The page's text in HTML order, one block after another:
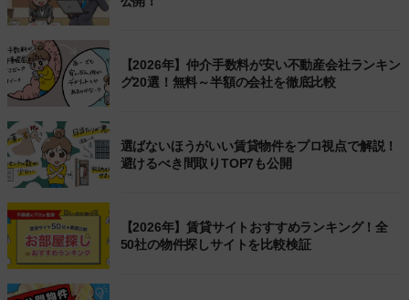
【2026年】仲介手数料が安い不動産会社ランキン
グ20選！無料～半額の会社を徹底比較
選ばないほうがいい賃貸物件をプロ視点で解説！
避けるべき間取りTOP7も公開
【2026年】賃貸サイトおすすめランキング！全
50社の物件探しサイトを比較検証